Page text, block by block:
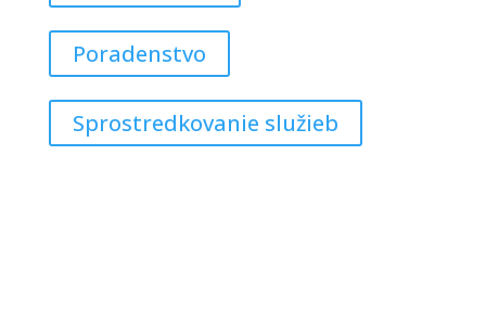
Poradenstvo
Sprostredkovanie služieb